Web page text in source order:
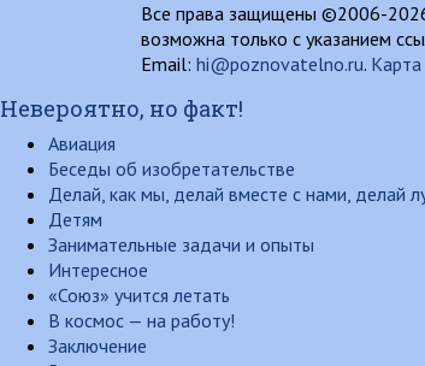
Все права защищены ©2006-
возможна только с указанием
Email: hi@poznovatelno.ru. Карта
Невероятно, но факт!
Авиация
Беседы об изобретательстве
Делай, как мы, делай вместе с нами, делай
Детям
Занимательные задачи и опыты
Интересное
«Союз» учится летать
В космос — на работу!
Заключение